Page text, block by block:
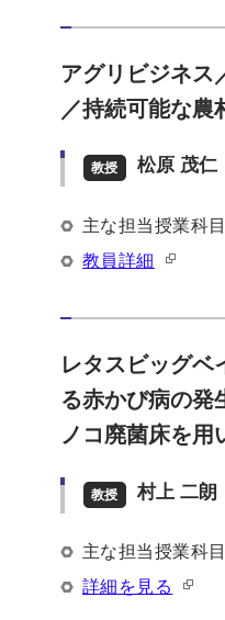
アグリビジネス
／持続可能な農
教授 松原 茂仁
主な担当授業科
教員詳細
レタスビッグベ
る赤かび病の発
ノコ廃菌床を用
教授 村上 二朗
主な担当授業科
詳細を見る